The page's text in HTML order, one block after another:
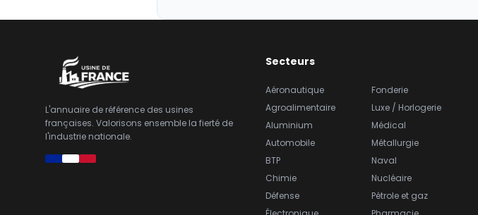
L'annuaire de référence des usines
françaises. Valorisons ensemble la fierté de
l'industrie nationale.
Secteurs
Aéronautique
Agroalimentaire
Aluminium
Automobile
BTP
Chimie
Défense
Fonderie
Luxe / Horlogerie
Médical
Métallurgie
Naval
Nucléaire
Pétrole et gaz